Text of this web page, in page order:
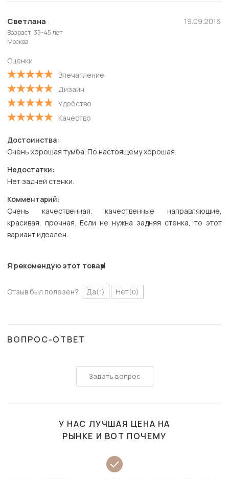
Полезные
Новые
Старые
С низкой оценкой
Светлана
Возраст: 35-45 лет
Москва
Оценки
Впечатление
Дизайн
Удобство
Качество
19.09.2016
Достоинства:
Очень хорошая тумба. По настоящему хорошая.
Недостатки:
Нет задней стенки.
Комментарий:
Очень качественная, качественные направляющие,
красивая, прочная. Если не нужна задняя стенка, то этот
вариант идеален.
Я рекомендую этот товар
Отзыв был полезен? Да(1) Нет(0)
ВОПРОС-ОТВЕТ
Задать вопрос
У НАС ЛУЧШАЯ ЦЕНА НА
РЫНКЕ И ВОТ ПОЧЕМУ